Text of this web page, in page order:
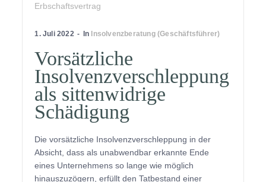
1. Juli 2022 In Insolvenzberatung (Geschäftsführer)
Vorsätzliche
Insolvenzverschleppung
als sittenwidrige
Schädigung
Die vorsätzliche Insolvenzverschleppung in der
Absicht, dass als unabwendbar erkannte Ende
eines Unternehmens so lange wie möglich
hinauszuzögern, erfüllt den Tatbestand einer